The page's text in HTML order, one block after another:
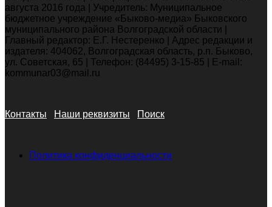
августа 2016 года | Учредитель: Муниципальное
бюджетное учреждение «Быково-медиа» Быковского
муниципального района Волгоградской области |
Главный редактор: Е.Г. Нестеренко | Адрес редакции и
издателя: 404062, Волгоградская область, р.п. Быково,
ул. Советская, 65 | Телефон: (84495) 3-15-85 | E-mail:
kommunar03@mail.ru
Контакты Наши реквизиты Поиск
Политика конфиденциальности